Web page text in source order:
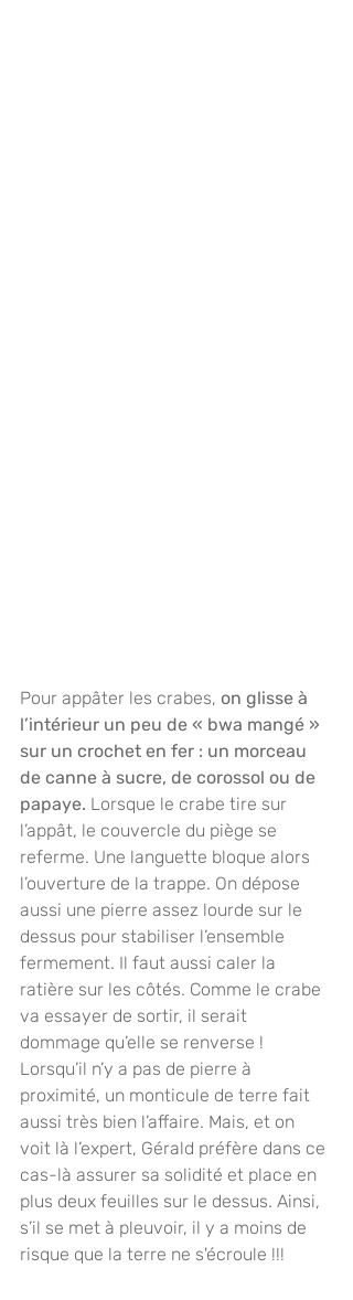
Pour appâter les crabes, on glisse à
l’intérieur un peu de « bwa mangé »
sur un crochet en fer : un morceau
de canne à sucre, de corossol ou de
papaye. Lorsque le crabe tire sur
l’appât, le couvercle du piège se
referme. Une languette bloque alors
l’ouverture de la trappe. On dépose
aussi une pierre assez lourde sur le
dessus pour stabiliser l’ensemble
fermement. Il faut aussi caler la
ratière sur les côtés. Comme le crabe
va essayer de sortir, il serait
dommage qu’elle se renverse !
Lorsqu’il n’y a pas de pierre à
proximité, un monticule de terre fait
aussi très bien l’affaire. Mais, et on
voit là l’expert, Gérald préfère dans ce
cas-là assurer sa solidité et place en
plus deux feuilles sur le dessus. Ainsi,
s’il se met à pleuvoir, il y a moins de
risque que la terre ne s'écroule !!!